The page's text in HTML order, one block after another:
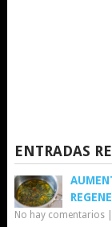
ENTRADAS
No hay comentarios|